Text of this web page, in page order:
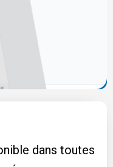
dans toutes